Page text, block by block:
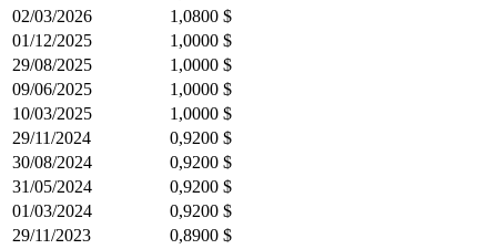
02/03/2026
1,0800 $
01/12/2025
1,0000 $
29/08/2025
1,0000 $
09/06/2025
1,0000 $
10/03/2025
1,0000 $
29/11/2024
0,9200 $
30/08/2024
0,9200 $
31/05/2024
0,9200 $
01/03/2024
0,9200 $
29/11/2023
0,8900 $